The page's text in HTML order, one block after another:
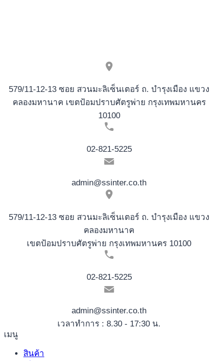
579/11-12-13 ซอย สวนมะลิเซ็นเตอร์ ถ. บำรุงเมือง แขวง
คลองมหานาค เขตป้อมปราบศัตรูพ่าย กรุงเทพมหานคร
10100
02-821-5225
admin@ssinter.co.th
579/11-12-13 ซอย สวนมะลิเซ็นเตอร์ ถ. บำรุงเมือง แขวง
คลองมหานาค
เขตป้อมปราบศัตรูพ่าย กรุงเทพมหานคร 10100
02-821-5225
admin@ssinter.co.th
เวลาทำการ : 8.30 - 17:30 น.
เมนู
สินค้า